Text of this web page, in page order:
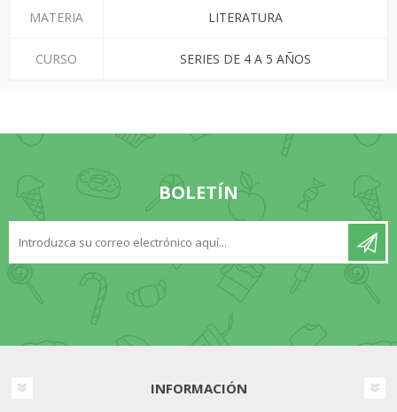
MATERIA LITERATURA
CURSO SERIES DE 4 A 5 AÑOS
BOLETÍN
INFORMACIÓN